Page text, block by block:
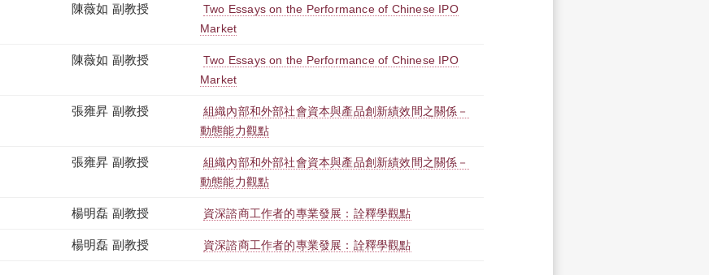
陳薇如 副教授
Two Essays on the Performance of Chinese IPO
Market
陳薇如 副教授
Two Essays on the Performance of Chinese IPO
Market
張雍昇 副教授
組織內部和外部社會資本與產品創新績效間之關係－
動態能力觀點
張雍昇 副教授
組織內部和外部社會資本與產品創新績效間之關係－
動態能力觀點
楊明磊 副教授 資深諮商工作者的專業發展：詮釋學觀點
楊明磊 副教授 資深諮商工作者的專業發展：詮釋學觀點